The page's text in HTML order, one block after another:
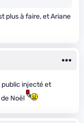
plus à faire, et Ariane
injecté et
Noël